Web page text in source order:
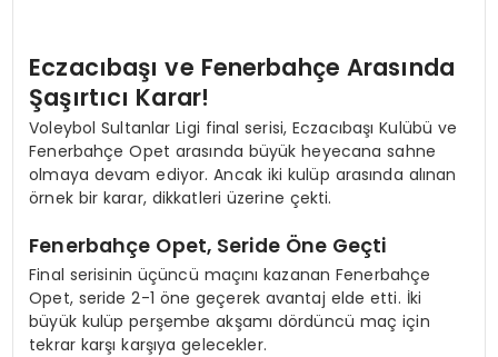
Eczacıbaşı ve Fenerbahçe Arasında
Şaşırtıcı Karar!
Voleybol Sultanlar Ligi final serisi, Eczacıbaşı Kulübü ve
Fenerbahçe Opet arasında büyük heyecana sahne
olmaya devam ediyor. Ancak iki kulüp arasında alınan
örnek bir karar, dikkatleri üzerine çekti.
Fenerbahçe Opet, Seride Öne Geçti
Final serisinin üçüncü maçını kazanan Fenerbahçe
Opet, seride 2-1 öne geçerek avantaj elde etti. İki
büyük kulüp perşembe akşamı dördüncü maç için
tekrar karşı karşıya gelecekler.